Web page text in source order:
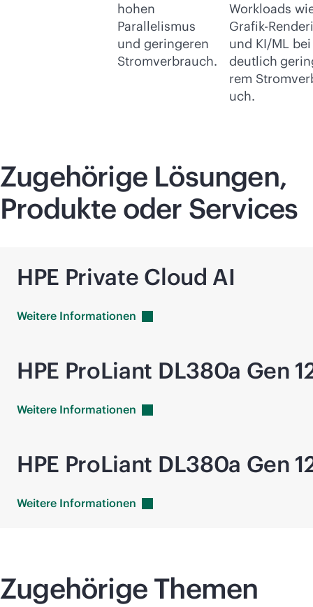
hohen
Parallelismus
und geringeren
Stromverbrauch.
Workloads
Grafik-
und KI/ML bei
deutlich
rem
uch.
Zugehörige Lösungen,
Produkte oder Services
HPE Private Cloud AI
Weitere Informationen
HPE ProLiant DL380a Gen
Weitere Informationen
HPE ProLiant DL380a Gen
Weitere Informationen
Zugehörige Themen